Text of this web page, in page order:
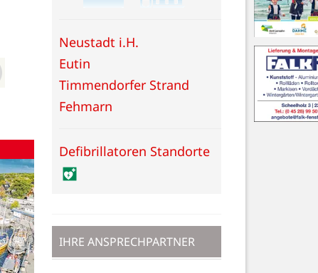
Neustadt i.H.
Eutin
Timmendorfer Strand
Fehmarn
Defibrillatoren Standorte
IHRE ANSPRECHPARTNER